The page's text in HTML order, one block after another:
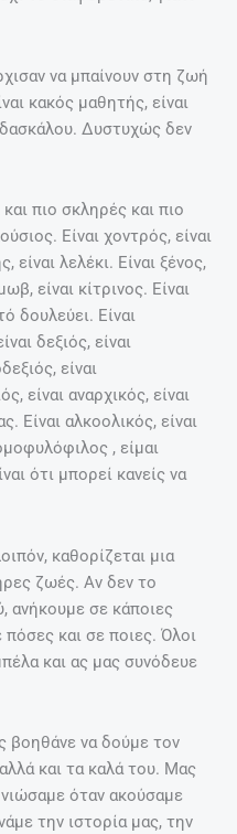
να μπαίνουν στη ζωή
κακός μαθητής, είναι
δασκάλου. Δυστυχώς δεν
πιο σκληρές και πιο
Είναι χοντρός, είναι
είναι λελέκι. Είναι ξένος,
είναι κίτρινος. Είναι
δουλεύει. Είναι
δεξιός, είναι
είναι
είναι αναρχικός, είναι
Είναι αλκοολικός, είναι
, είμαι
ότι μπορεί κανείς να
καθορίζεται μια
ζωές. Αν δεν το
ανήκουμε σε κάποιες
και σε ποιες. Όλοι
και ας μας συνόδευε
βοηθάνε να δούμε τον
και τα καλά του. Μας
όταν ακούσαμε
την ιστορία μας, την